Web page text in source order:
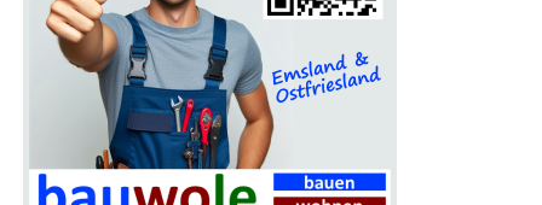
Auch Fami­li­en kom­men auf der Bau­mes­se Lin­gen auf
ihre Kos­ten. Für Kin­der gibt es an vie­len Stän­den spe­zi­
el­le Attrak­tio­nen, die den Mes­se­be­such unter­halt­sam
gestal­ten. Das Mes­se­re­stau­rant lädt zu einer Pau­se ein,
bei der sich die Besu­cher für den wei­te­ren Rund­gang
stär­ken können.